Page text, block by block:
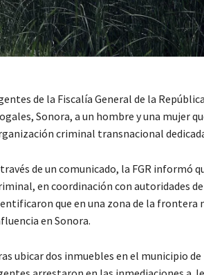
de la Fiscalía General de la
Sonora, a un hombre y una mujer
criminal transnacional
de un comunicado, la FGR informó
en coordinación con autoridades
que en una zona de la
en Sonora.
ubicar dos inmuebles en el municipio